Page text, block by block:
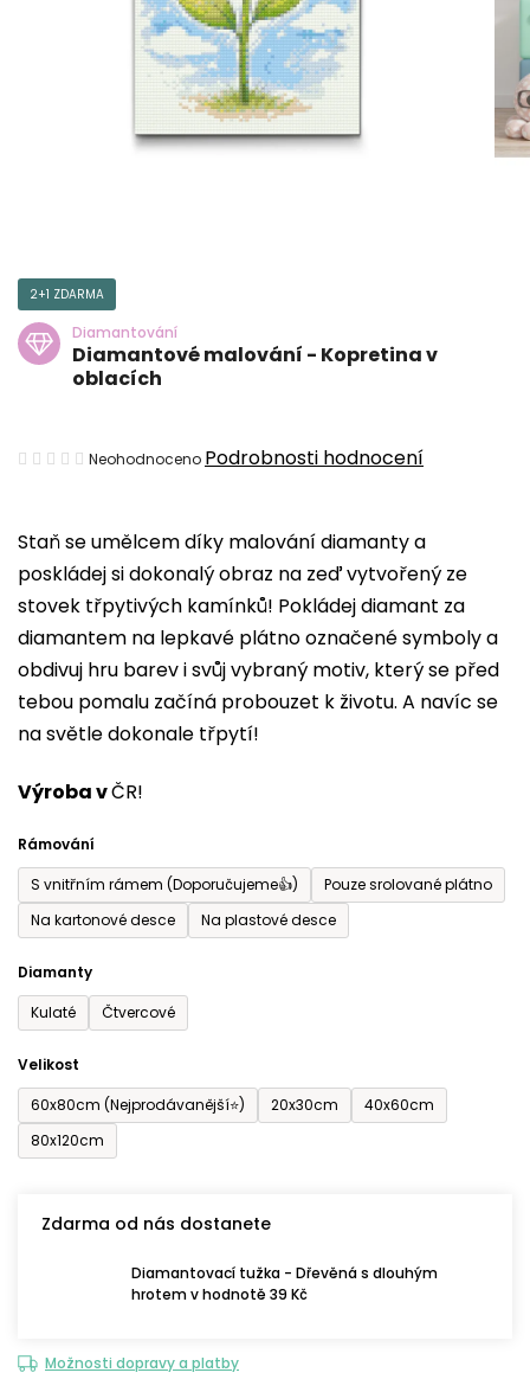
Staň se umělcem díky malování diamanty a
poskládej si dokonalý obraz na zeď vytvořený ze
stovek třpytivých kamínků! Pokládej diamant za
diamantem na lepkavé plátno označené symboly a
obdivuj hru barev i svůj vybraný motiv, který se před
tebou pomalu začíná probouzet k životu. A navíc se
na světle dokonale třpytí!
Výroba vČR!
Rámování
S vnitřním rámem (Doporučujeme👍)
Pouze srolované plátno
Na kartonové desce
Na plastové desce
Diamanty
Kulaté
Čtvercové
Velikost
60x80cm (Nejprodávanější⭐)
20x30cm
40x60cm
80x120cm
Zdarma od nás dostanete
Diamantovací tužka - Dřevěná s dlouhým
hrotem v hodnotě 39 Kč
Možnosti dopravy a platby
2+1 ZDARMA
Diamantování
Diamantové malování - Kopretina v
oblacích
Průměrné
je
0,0
z
5
hvězdiček.
Neohodnoceno Podrobnosti hodnocení